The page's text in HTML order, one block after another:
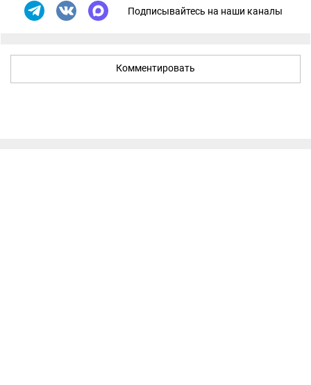
Подписывайтесь на наши каналы
Комментировать